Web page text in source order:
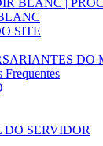
BLANC |
SITE
DO
Frequentes
DO SERVIDOR